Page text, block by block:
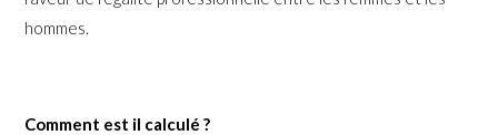
hommes.
Comment est il calculé ?